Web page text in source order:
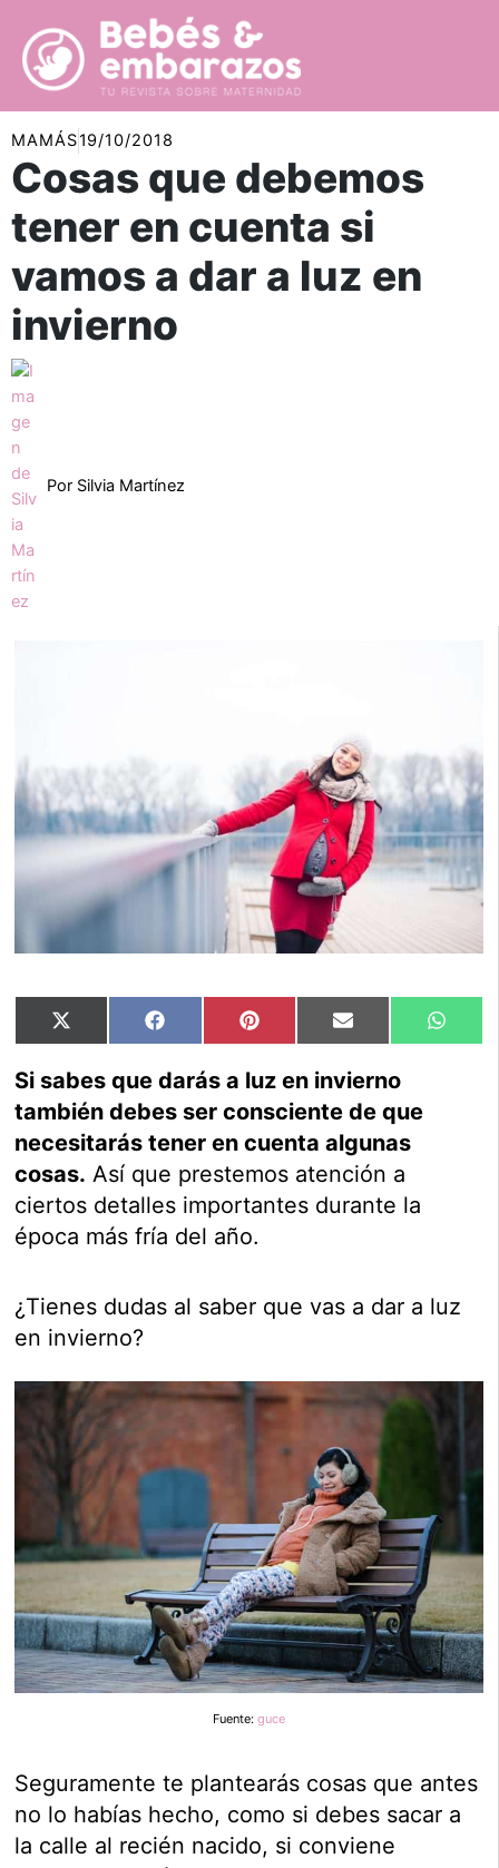
contenido
MAMÁS19/10/2018
Cosas que debemos
tener en cuenta si
vamos a dar a luz en
invierno
Por Silvia Martínez
Compartir
en
X
(Twitter)
Compartir
en
Facebook Compartir
en
Pinterest Compartir
en
Email
en
Si sabes que darás a luz en invierno
también debes ser consciente de que
necesitarás tener en cuenta algunas
cosas. Así que prestemos atención a
ciertos detalles importantes durante la
época más fría del año.
¿Tienes dudas al saber que vas a dar a luz
en invierno?
Fuente: guce
Seguramente te plantearás cosas que antes
no lo habías hecho, como si debes sacar a
la calle al recién nacido, si conviene